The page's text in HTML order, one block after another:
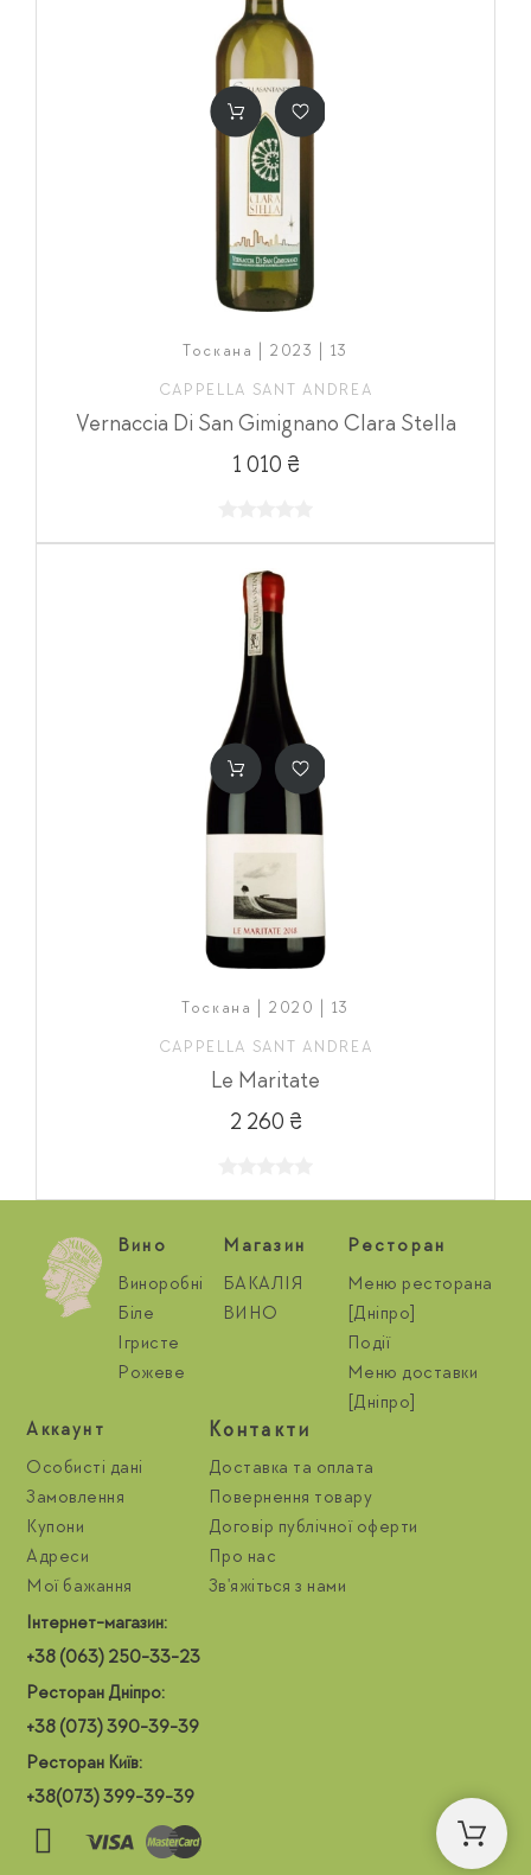
Тоскана | 2023 | 13
CAPPELLA SANT ANDREA
Vernaccia Di San Gimignano Clara Stella
1 010 ₴
Тоскана | 2020 | 13
CAPPELLA SANT ANDREA
Le Maritate
2 260 ₴
Вино
Виноробні
Біле
Ігристе
Рожеве
Магазин
БАКАЛІЯ
ВИНО
Ресторан
Меню ресторана
[Дніпро]
Події
Меню доставки
[Дніпро]
Aккаунт
Особисті дані
Замовлення
Купони
Адреси
Мої бажання
Контакти
Доставка та оплата
Повернення товару
Договір публічної оферти
Про нас
Зв'яжіться з нами
Інтернет-магазин:
+38 (063) 250-33-23
Ресторан Дніпро:
+38 (073) 390-39-39
Ресторан Київ:
+38(073) 399-39-39